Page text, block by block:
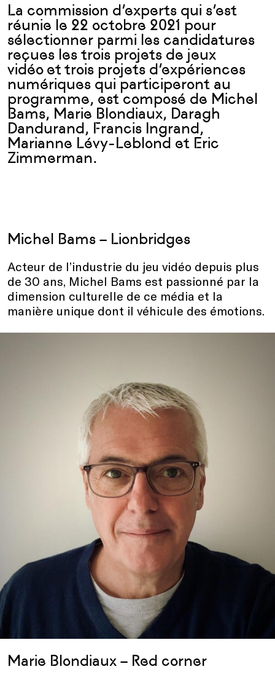
La commission d’experts qui s’est
réunie le 22 octobre 2021 pour
sélectionner parmi les candidatures
reçues les trois projets de jeux
vidéo ettrois projets d’expériences
numériques qui participeront au
programme, est composé de Michel
Bams, Marie Blondiaux, Daragh
Dandurand, Francis Ingrand,
Marianne Lévy-Leblond et Eric
Zimmerman.
Michel Bams – Lionbridges
Acteur de l’industrie du jeu vidéo depuis plus
de 30 ans, Michel Bams est passionné par la
dimension culturelle de ce média et la
manière unique dont il véhicule des émotions.
Marie Blondiaux – Red corner